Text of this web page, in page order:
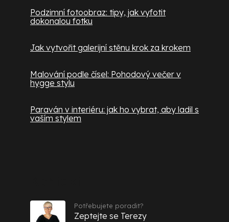
Podzimní fotoobraz: tipy, jak vyfotit
dokonalou fotku
Jak vytvořit galerijní stěnu krok za krokem
Malování podle čísel: Pohodový večer v
hygge stylu
Paraván v interiéru: jak ho vybrat, aby ladil s
vaším stylem
Potřebujete poradit?
Zeptejte se Terezy